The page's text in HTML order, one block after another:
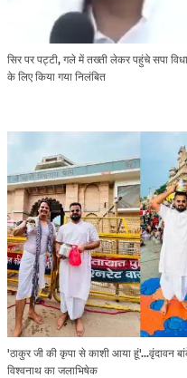
सिर पर पट्टी, गले में तख्ती लेकर पहुंचे सपा
के लिए किया गया निलंबित
'ठाकुर जी की कृपा से काशी आया हूं'...वृंदावन
विश्वनाथ का जलाभिषेक